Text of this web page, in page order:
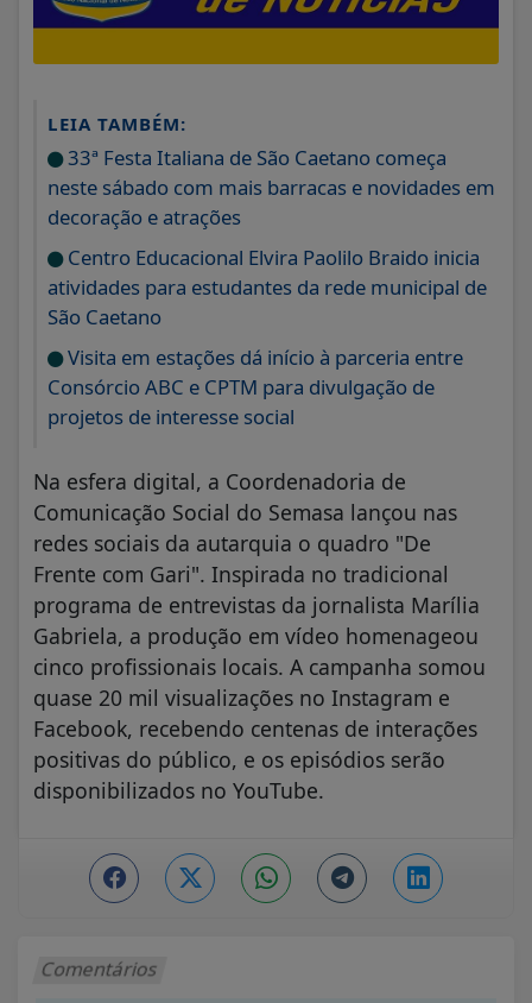
LEIA TAMBÉM:
33ª Festa Italiana de São Caetano começa
neste sábado com mais barracas e novidades em
decoração e atrações
Centro Educacional Elvira Paolilo Braido inicia
atividades para estudantes da rede municipal de
São Caetano
Visita em estações dá início à parceria entre
Consórcio ABC e CPTM para divulgação de
projetos de interesse social
Na esfera digital, a Coordenadoria de
Comunicação Social do Semasa lançou nas
redes sociais da autarquia o quadro "De
Frente com Gari". Inspirada no tradicional
programa de entrevistas da jornalista Marília
Gabriela, a produção em vídeo homenageou
cinco profissionais locais. A campanha somou
quase 20 mil visualizações no Instagram e
Facebook, recebendo centenas de interações
positivas do público, e os episódios serão
disponibilizados no YouTube.
Comentários